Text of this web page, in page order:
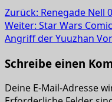
Zurück: Renegade Nell
Weiter: Star Wars
Angriff der Yuuzhan
Schreibe einen
Deine E-Mail-Adresse